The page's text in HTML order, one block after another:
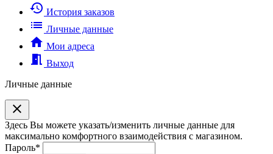
history История заказов
list Личные данные
home Мои адреса
meeting_room Выход
Личные данные
clear
Здесь Вы можете указать/изменить личные данные для
максимально комфортного взаимодействия с магазином.
Пароль*